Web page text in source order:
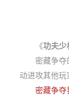
《功夫少
密藏争夺的
动进攻其他
密藏争夺